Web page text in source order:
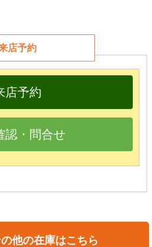
店予約
店予約
認・問合せ
他の在庫はこちら